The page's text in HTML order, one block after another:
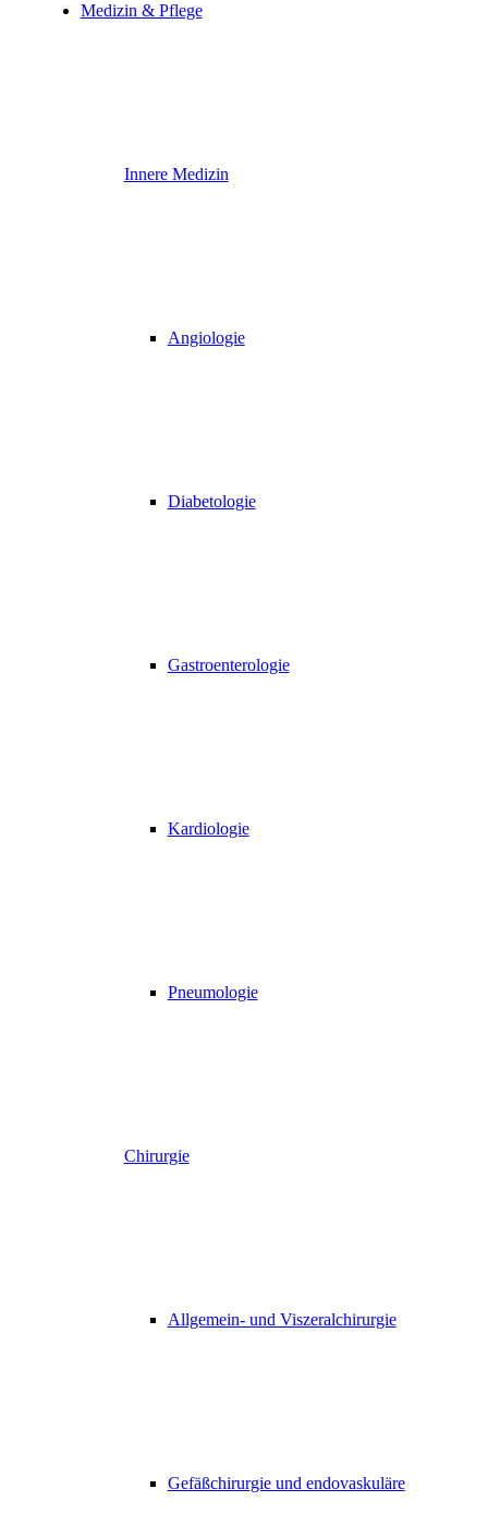
Medizin & Pflege
Innere Medizin
Angiologie
Diabetologie
Gastroenterologie
Kardiologie
Pneumologie
Chirurgie
Allgemein- und Viszeralchirurgie
Gefäßchirurgie und endovaskuläre